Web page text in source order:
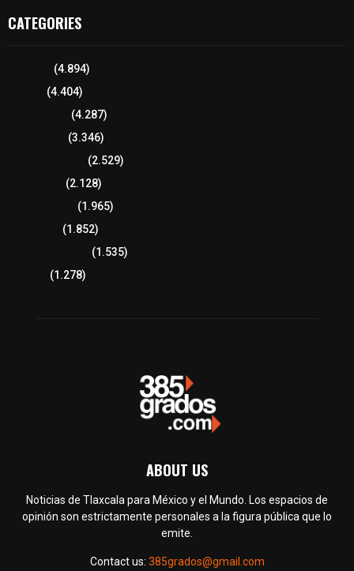
CATEGORIES
(4.894)
(4.404)
(4.287)
(3.346)
(2.529)
(2.128)
(1.965)
(1.852)
(1.535)
(1.278)
ABOUT US
Noticias de Tlaxcala para México y el Mundo. Los espacios de
opinión son estrictamente personales a la figura pública que lo
emite.
Contact us: 385grados@gmail.com